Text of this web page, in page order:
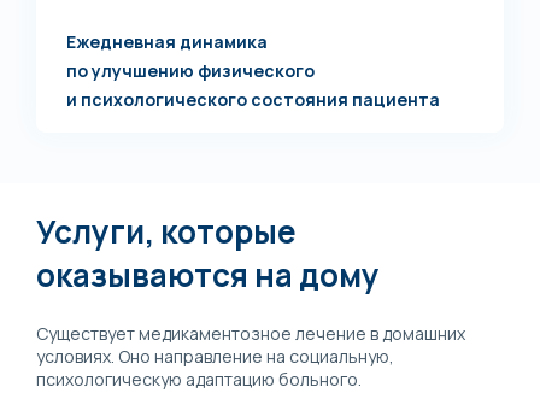
Ежедневная динамика
по улучшению физического
и психологического состояния пациента
Услуги, которые
оказываются на дому
Существует медикаментозное лечение в домашних
условиях. Оно направление на социальную,
психологическую адаптацию больного.